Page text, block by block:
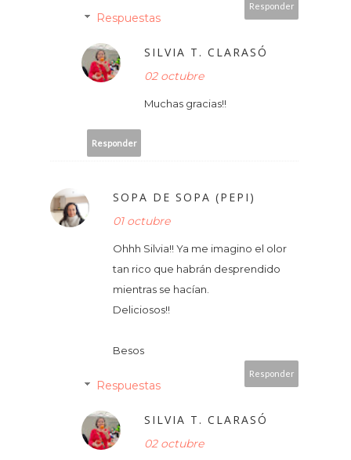
Responder
Respuestas
SILVIA T. CLARASÓ
02 octubre
Muchas gracias!!
Responder
SOPA DE SOPA (PEPI)
01 octubre
Ohhh Silvia!! Ya me imagino el olor
tan rico que habrán desprendido
mientras se hacían.
Deliciosos!!
Besos
Responder
Respuestas
SILVIA T. CLARASÓ
02 octubre